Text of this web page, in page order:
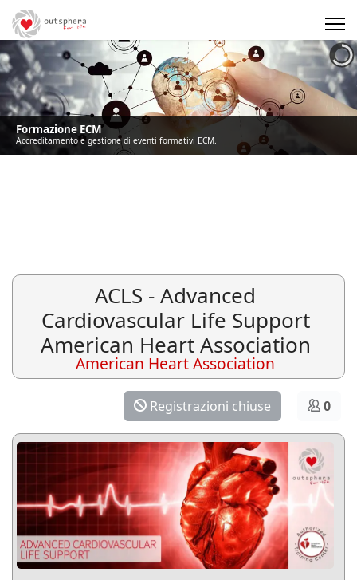
Formazione ECM
Accreditamento e gestione di eventi formativi ECM.
ACLS - Advanced
Cardiovascular Life Support
American Heart Association
American Heart Association
Registrazioni chiuse 0